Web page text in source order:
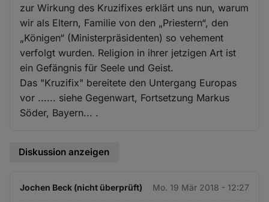
zur Wirkung des Kruzifixes erklärt uns nun, warum
wir als Eltern, Familie von den „Priestern“, den
„Königen“ (Ministerpräsidenten) so vehement
verfolgt wurden. Religion in ihrer jetzigen Art ist
ein Gefängnis für Seele und Geist.
Das "Kruzifix" bereitete den Untergang Europas
vor ...... siehe Gegenwart, Fortsetzung Markus
Söder, Bayern... .
Diskussion anzeigen
Jochen Beck (nicht überprüft) Mo. 19 Mär 2018 - 12:27